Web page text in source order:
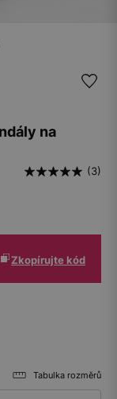
na
(3)
Zkopírujte kód
Tabulka rozměrů